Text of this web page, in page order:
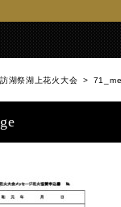
湖祭湖上花火大会 >